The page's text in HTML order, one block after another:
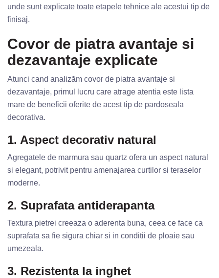
unde sunt explicate toate etapele tehnice ale acestui tip de
finisaj.
Covor de piatra avantaje si
dezavantaje explicate
Atunci cand analizăm covor de piatra avantaje si
dezavantaje, primul lucru care atrage atentia este lista
mare de beneficii oferite de acest tip de pardoseala
decorativa.
1. Aspect decorativ natural
Agregatele de marmura sau quartz ofera un aspect natural
si elegant, potrivit pentru amenajarea curtilor si teraselor
moderne.
2. Suprafata antiderapanta
Textura pietrei creeaza o aderenta buna, ceea ce face ca
suprafata sa fie sigura chiar si in conditii de ploaie sau
umezeala.
3. Rezistenta la inghet